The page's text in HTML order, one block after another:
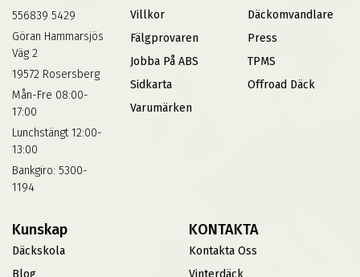
556839 5429
Göran Hammarsjös
Väg 2
19572 Rosersberg
Mån-Fre 08:00-
17:00
Lunchstängt 12:00-
13:00
Bankgiro: 5300-
1194
Villkor
Fälgprovaren
Jobba På ABS
Sidkarta
Varumärken
Däckomvandlare
Press
TPMS
Offroad Däck
Kunskap
Däckskola
Blog
KONTAKTA
Kontakta Oss
Vinterdäck